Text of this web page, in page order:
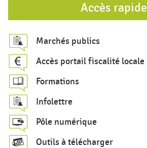
e
c
h
e
r
c
h
e
Accès rapide
Marchés publics
Accès portail fiscalité locale
Formations
Infolettre
Pôle numérique
Outils à télécharger